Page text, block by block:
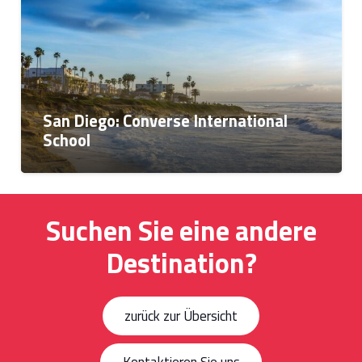
Honolulu: Global Village
Suchen Sie eine andere
Destination?
zurück zur Übersicht